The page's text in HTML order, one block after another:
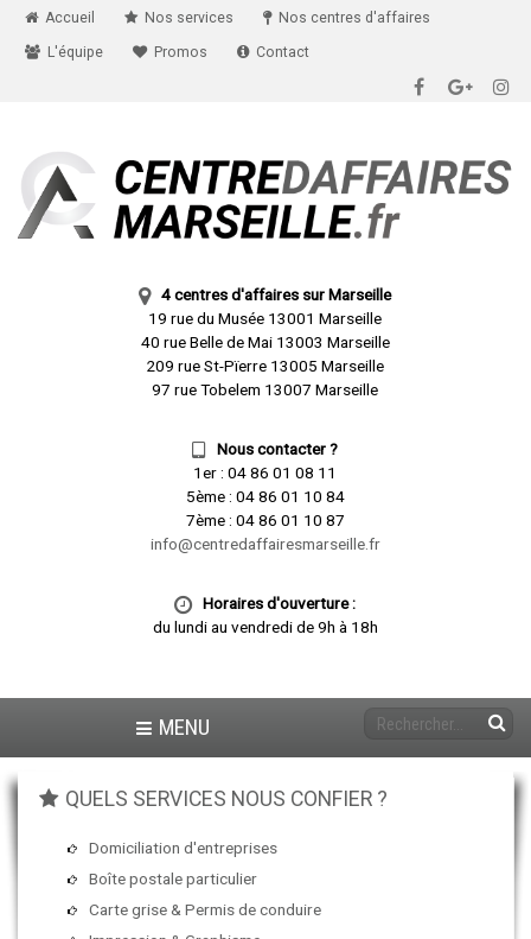
Accueil Nos services Nos centres d'affaires
L'équipe Promos Contact
4 centres d'affaires sur Marseille
19 rue du Musée 13001 Marseille
40 rue Belle de Mai 13003 Marseille
209 rue St-Pïerre 13005 Marseille
97 rue Tobelem 13007 Marseille
Nous contacter ?
1er :04 86 01 08 11
5ème : 04 86 01 10 84
7ème : 04 86 01 10 87
info@centredaffairesmarseille.fr
Horaires d'ouverture :
du lundi au vendredi de 9h à 18h
MENU
QUELS SERVICES NOUS CONFIER ?
Domiciliation d'entreprises
Boîte postale particulier
Carte grise & Permis de conduire